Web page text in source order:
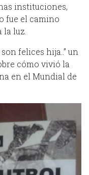
instituciones,
fue el camino
luz.
felices hija..” un
cómo vivió la
en el Mundial de